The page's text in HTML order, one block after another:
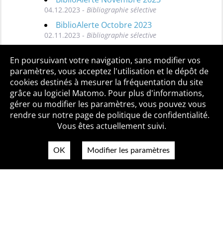
04.12.2023 - Bibliographie sélective
BiblioAlerte Octobre 2023
02.11.2023 - Bibliographie sélective
Toutes les BiblioAlertes
Qui sommes-nous ? Mentions légales
Accessibilité
Politique de confidentialité
Contact
En poursuivant votre navigation, sans modifier vos
paramètres, vous acceptez l'utilisation et le dépôt de
cookies destinés à mesurer la fréquentation du site
grâce au logiciel Matomo. Pour plus d'informations,
gérer ou modifier les paramètres, vous pouvez vous
rendre sur notre page de politique de confidentialité.
Vous êtes actuellement suivi.
OK Modifier les paramètres